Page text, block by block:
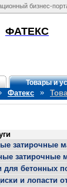
бизнес-
ФАТЕКС
Товары и
Фатекс »
затирочные
затирочные
для бетонных
и лопасти